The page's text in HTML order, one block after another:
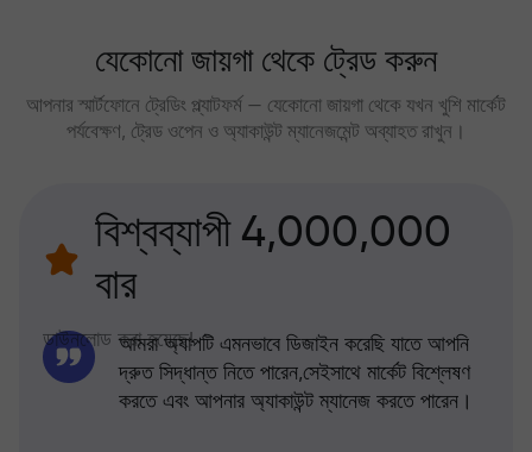
যেকোনো জায়গা থেকে ট্রেড করুন
আপনার স্মার্টফোনে ট্রেডিং প্ল্যাটফর্ম — যেকোনো জায়গা থেকে যখন খুশি মার্কেট
পর্যবেক্ষণ, ট্রেড ওপেন ও অ্যাকাউন্ট ম্যানেজমেন্ট অব্যাহত রাখুন।
বিশ্বব্যাপী 4,000,000
বার
ডাউনলোড করা হয়েছে!আমরা অ্যাপটি এমনভাবে ডিজাইন করেছি যাতে আপনি
দ্রুত সিদ্ধান্ত নিতে পারেন,সেইসাথে মার্কেট বিশ্লেষণ
করতে এবং আপনার অ্যাকাউন্ট ম্যানেজ করতে পারেন।